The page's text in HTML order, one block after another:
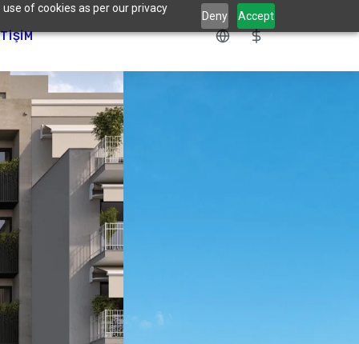
of cookies as per our privacy
Deny Accept